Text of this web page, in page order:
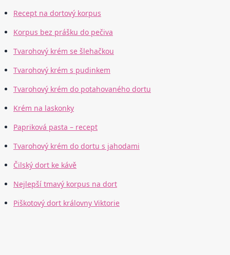
Recept na dortový korpus
Korpus bez prášku do pečiva
Tvarohový krém se šlehačkou
Tvarohový krém s pudinkem
Tvarohový krém do potahovaného dortu
Krém na laskonky
Papriková pasta – recept
Tvarohový krém do dortu s jahodami
Čilský dort ke kávě
Nejlepší tmavý korpus na dort
Piškotový dort královny Viktorie